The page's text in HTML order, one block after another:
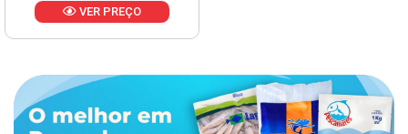
VER PREÇO